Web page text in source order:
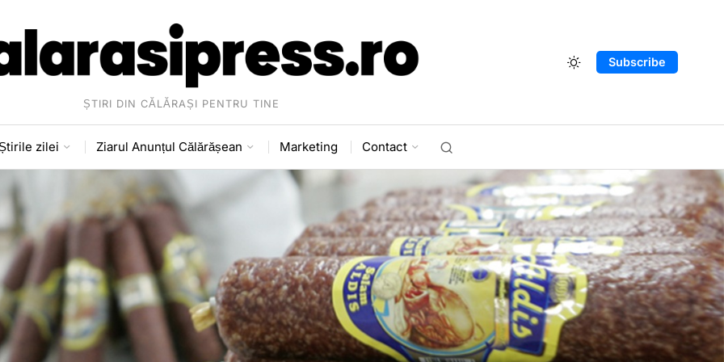
ȘTIRI DIN CĂLĂRAȘI PENTRU TINE
Subscribe
zilei Ziarul Anunțul Călărășean Marketing Contact